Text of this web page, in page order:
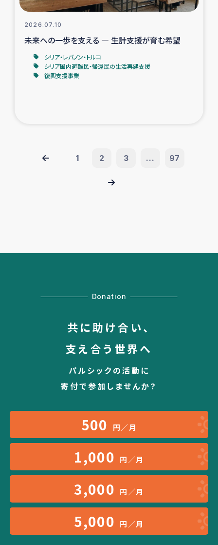
2026.07.10
未来への一歩を支える ― 生計支援が育む希望
シリア・レバノン・トルコ
シリア国内避難民・帰還民の生活再建支援
復興支援事業
1 2 3 ... 97
Donation
共に助け合い、
支え合う世界へ
パルシックの活動に
寄付で参加しませんか？
500 円／月
1,000 円／月
3,000 円／月
5,000 円／月